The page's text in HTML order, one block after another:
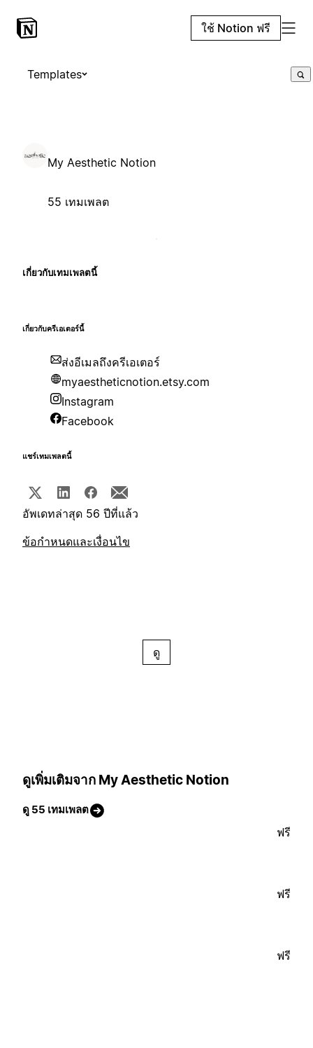
ใช้ Notion ฟรี
Templates
My Aesthetic Notion
55 เทมเพลต
เกี่ยวกับเทมเพลตนี้
เกี่ยวกับครีเอเตอร์นี้
ส่งอีเมลถึงครีเอเตอร์
myaestheticnotion.etsy.com
Instagram
Facebook
แชร์เทมเพลตนี้
อัพเดทล่าสุด 56 ปีที่แล้ว
ข้อกำหนดและเงื่อนไข
ดู
ดูเพิ่มเติมจาก My Aesthetic Notion
ดู 55 เทมเพลต
ฟรี
ฟรี
ฟรี